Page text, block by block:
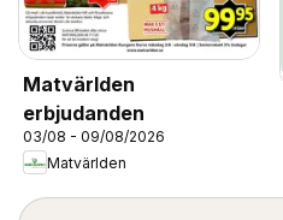
Matvärlden
erbjudanden
03/08 - 09/08/2026
Matvärlden